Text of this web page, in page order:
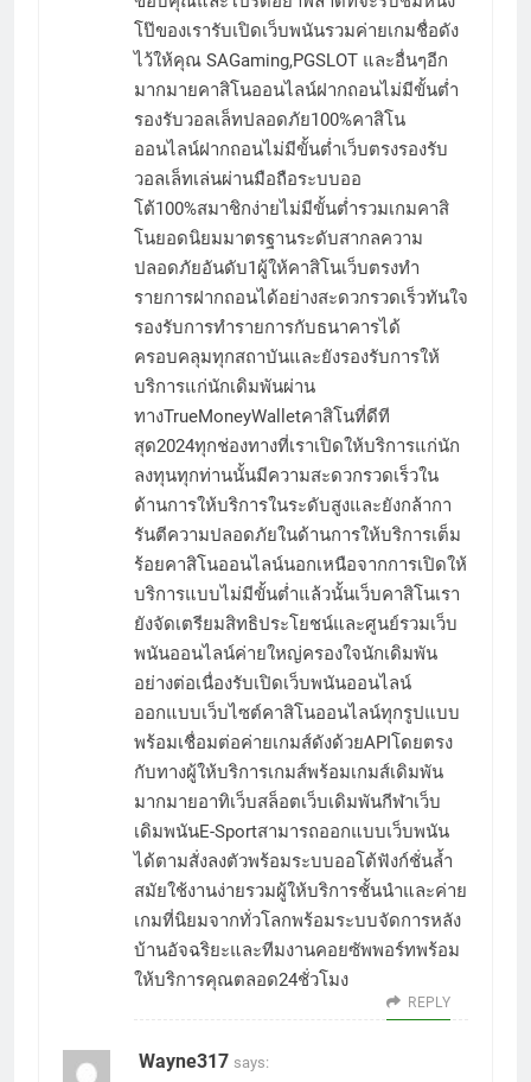
โป๊ของเรารับเปิดเว็บพนันรวมค่ายเกมชื่อดัง
ไว้ให้คุณ SAGaming,PGSLOT และอื่นๆอีก
มากมายคาสิโนออนไลน์ฝากถอนไม่มีขั้นต่ำ
รองรับวอลเล็ทปลอดภัย100%คาสิโน
ออนไลน์ฝากถอนไม่มีขั้นต่ำเว็บตรงรองรับ
วอลเล็ทเล่นผ่านมือถือระบบออ
โต้100%สมาชิกง่ายไม่มีขั้นต่ำรวมเกมคาสิ
โนยอดนิยมมาตรฐานระดับสากลความ
ปลอดภัยอันดับ1ผู้ให้คาสิโนเว็บตรงทำ
รายการฝากถอนได้อย่างสะดวกรวดเร็วทันใจ
รองรับการทำรายการกับธนาคารได้
ครอบคลุมทุกสถาบันและยังรองรับการให้
บริการแก่นักเดิมพันผ่าน
ทางTrueMoneyWalletคาสิโนที่ดีที
สุด2024ทุกช่องทางที่เราเปิดให้บริการแก่นัก
ลงทุนทุกท่านนั้นมีความสะดวกรวดเร็วใน
ด้านการให้บริการในระดับสูงและยังกล้ากา
รันตีความปลอดภัยในด้านการให้บริการเต็ม
ร้อยคาสิโนออนไลน์นอกเหนือจากการเปิดให้
บริการแบบไม่มีขั้นต่ำแล้วนั้นเว็บคาสิโนเรา
ยังจัดเตรียมสิทธิประโยชน์และศูนย์รวมเว็บ
พนันออนไลน์ค่ายใหญ่ครองใจนักเดิมพัน
อย่างต่อเนื่องรับเปิดเว็บพนันออนไลน์
ออกแบบเว็บไซต์คาสิโนออนไลน์ทุกรูปแบบ
พร้อมเชื่อมต่อค่ายเกมส์ดังด้วยAPIโดยตรง
กับทางผู้ให้บริการเกมส์พร้อมเกมส์เดิมพัน
มากมายอาทิเว็บสล็อตเว็บเดิมพันกีฬาเว็บ
เดิมพนันE-Sportสามารถออกแบบเว็บพนัน
ได้ตามสั่งลงตัวพร้อมระบบออโต้ฟังก์ชั่นล้ำ
สมัยใช้งานง่ายรวมผู้ให้บริการชั้นนำและค่าย
เกมที่นิยมจากทั่วโลกพร้อมระบบจัดการหลัง
บ้านอัจฉริยะและทีมงานคอยซัพพอร์ทพร้อม
ให้บริการคุณตลอด24ชั่วโมง
REPLY
Wayne317 says: